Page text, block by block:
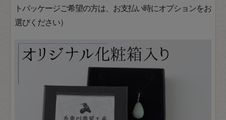
トパッケージご希望の方は、お支払い時にオプションをお
選びください）